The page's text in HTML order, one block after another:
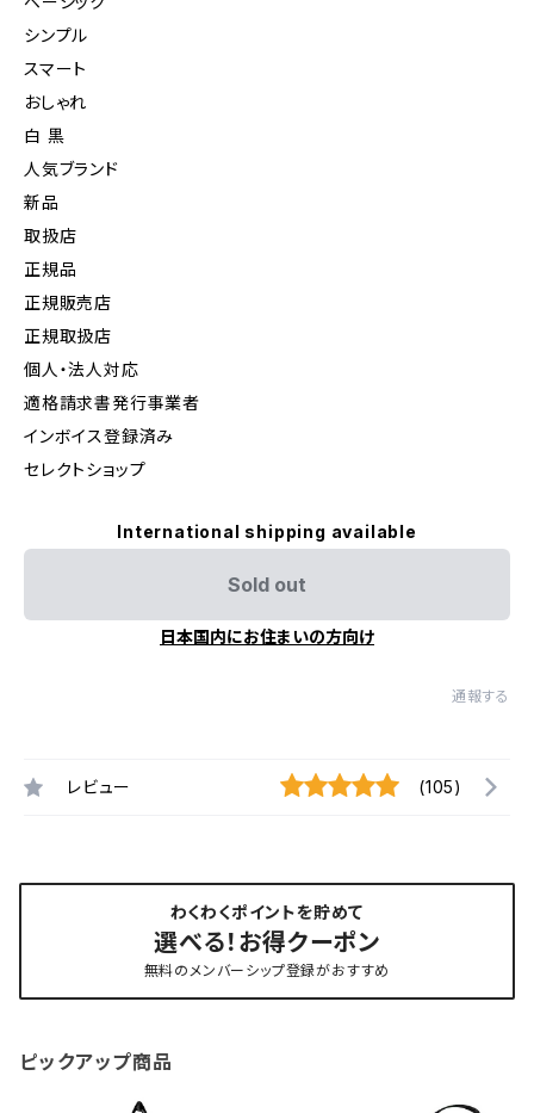
シンプル
スマート
おしゃれ
白 黒
人気ブランド
新品
取扱店
正規品
正規販売店
正規取扱店
個人・法人対応
適格請求書発行事業者
インボイス登録済み
セレクトショップ
International shipping available
Sold out
日本国内にお住まいの方向け
通報する
レビュー (105)
わくわくポイントを貯めて
選べる！お得クーポン
無料のメンバーシップ登録がおすすめ
ピックアップ商品